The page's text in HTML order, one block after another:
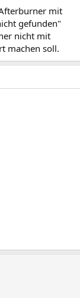
mit
gefunden"
nicht mit
machen soll.